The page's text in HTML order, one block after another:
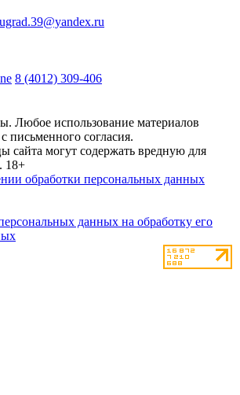
8 (4012) 309-406
Любое использование материалов
письменного согласия.
сайта могут содержать вредную для
18+
обработки персональных данных
данных на обработку его